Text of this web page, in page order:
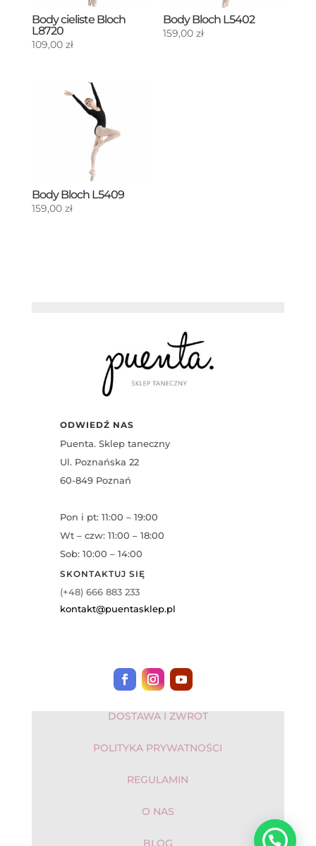
Body cieliste Bloch
L8720
109,00 zł
Body Bloch L5402
159,00zł
Body Bloch L5409
159,00 zł
ODWIEDŹ NAS
Puenta. Sklep taneczny
Ul. Poznańska 22
60-849 Poznań
Pon i pt: 11:00 – 19:00
Wt – czw: 11:00 – 18:00
Sob: 10:00 – 14:00
SKONTAKTUJ SIĘ
(+48) 666 883 233
kontakt@puentasklep.pl
DOSTAWA I ZWROT
POLITYKA PRYWATNOŚCI
REGULAMIN
O NAS
BLOG